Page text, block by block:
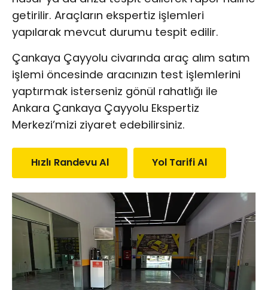
getirilir. Araçların ekspertiz işlemleri
yapılarak mevcut durumu tespit edilir.
Çankaya Çayyolu civarında araç alım satım
işlemi öncesinde aracınızın test işlemlerini
yaptırmak isterseniz gönül rahatlığı ile
Ankara Çankaya Çayyolu Ekspertiz
Merkezi’mizi ziyaret edebilirsiniz.
Hızlı Randevu Al Yol Tarifi Al